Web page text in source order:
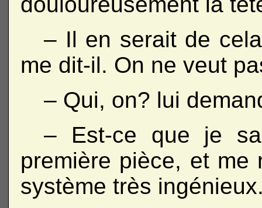
– Il en serait de
me dit-il. On ne veut
– Qui, on? lui
– Est-ce que je
première pièce, et
système très